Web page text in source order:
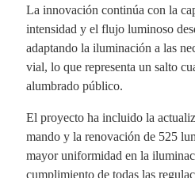
La innovación continúa con la
intensidad y el flujo luminoso
adaptando la iluminación a las
vial, lo que representa un salto
alumbrado público.
El proyecto ha incluido la
mando y la renovación de 525
mayor uniformidad en la
cumplimiento de todas las